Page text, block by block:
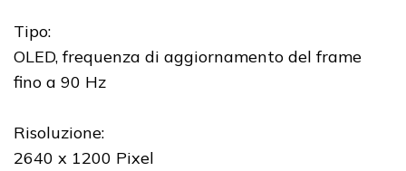
Tipo:
OLED, frequenza di aggiornamento del frame
fino a 90 Hz
Risoluzione:
2640 x 1200 Pixel